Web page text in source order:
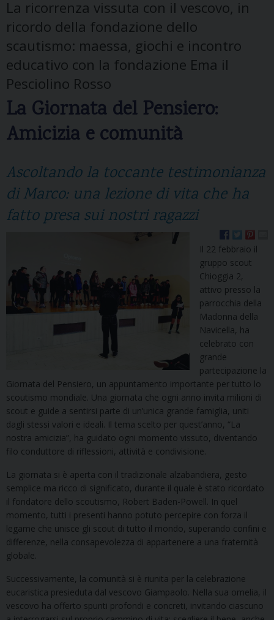
La ricorrenza vissuta con il vescovo, in
ricordo della fondazione dello
scautismo: maessa, giochi e incontro
educativo con la fondazione Ema il
Pesciolino Rosso
La Giornata del Pensiero:
Amicizia e comunità
Ascoltando la toccante testimonianza
di Marco: una lezione di vita che ha
fatto presa sui nostri ragazzi
Il 22 febbraio il
gruppo scout
Chioggia 2,
attivo presso la
parrocchia della
Madonna della
Navicella, ha
celebrato con
grande
partecipazione la
Giornata del Pensiero, un appuntamento importante per tutto lo
scoutismo mondiale. Una giornata che ogni anno invita milioni di
scout e guide a sentirsi parte di un’unica grande famiglia, uniti
dagli stessi valori e ideali. Il tema scelto per quest’anno, “La
nostra amicizia”, ha guidato ogni momento vissuto, diventando
filo conduttore di riflessioni, attività e condivisione.
La giornata si è aperta con il tradizionale alzabandiera, gesto
semplice ma ricco di significato, durante il quale è stato ricordato
il fondatore dello scoutismo, Robert Baden-Powell. In quel
momento, tutti i presenti hanno potuto percepire con forza il
legame che unisce gli scout di tutto il mondo, superando confini e
differenze, nella consapevolezza di appartenere a una fraternità
globale.
Successivamente, la comunità si è riunita per la celebrazione
eucaristica presieduta dal vescovo Giampaolo. Nella sua omelia, il
vescovo ha offerto spunti profondi e concreti, invitando ciascuno